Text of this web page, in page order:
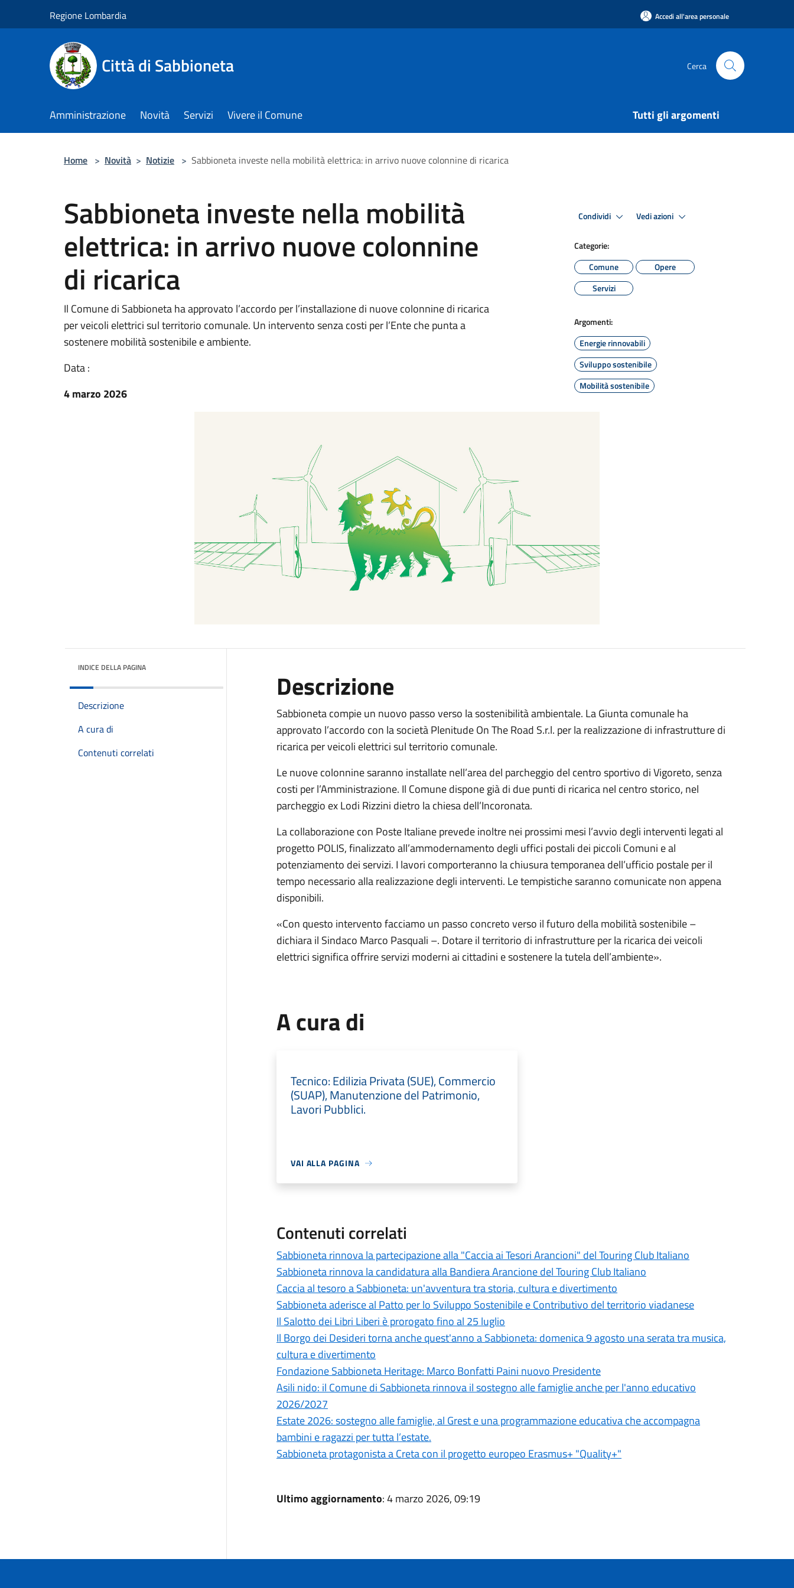
Regione Lombardia Accedi all'area personale
Città di Sabbioneta Cerca
Amministrazione Novità Servizi Vivere il Comune Tutti gli argomenti
Home > Novità > Notizie > Sabbioneta investe nella mobilità elettrica: in arrivo nuove colonnine di ricarica
Sabbioneta investe nella mobilità
elettrica: in arrivo nuove colonnine
di ricarica
Il Comune di Sabbioneta ha approvato l’accordo per l’installazione di nuove colonnine di ricarica
per veicoli elettrici sul territorio comunale. Un intervento senza costi per l’Ente che punta a
sostenere mobilità sostenibile e ambiente.
Data :
4 marzo 2026
Condividi Vedi azioni
Categorie:
Comune
Opere
Servizi
Argomenti:
Energie rinnovabili
Sviluppo sostenibile
Mobilità sostenibile
INDICE DELLA PAGINA
Descrizione
A cura di
Contenuti correlati
Descrizione
Sabbioneta compie un nuovo passo verso la sostenibilità ambientale. La Giunta comunale ha
approvato l’accordo con la società Plenitude On The Road S.r.l. per la realizzazione di infrastrutture di
ricarica per veicoli elettrici sul territorio comunale.
Le nuove colonnine saranno installate nell’area del parcheggio del centro sportivo di Vigoreto, senza
costi per l’Amministrazione. Il Comune dispone già di due punti di ricarica nel centro storico, nel
parcheggio ex Lodi Rizzini dietro la chiesa dell’Incoronata.
La collaborazione con Poste Italiane prevede inoltre nei prossimi mesi l’avvio degli interventi legati al
progetto POLIS, finalizzato all’ammodernamento degli uffici postali dei piccoli Comuni e al
potenziamento dei servizi. I lavori comporteranno la chiusura temporanea dell’ufficio postale per il
tempo necessario alla realizzazione degli interventi. Le tempistiche saranno comunicate non appena
disponibili.
«Con questo intervento facciamo un passo concreto verso il futuro della mobilità sostenibile –
dichiara il Sindaco Marco Pasquali –. Dotare il territorio di infrastrutture per la ricarica dei veicoli
elettrici significa offrire servizi moderni ai cittadini e sostenere la tutela dell’ambiente».
A cura di
Tecnico: Edilizia Privata (SUE), Commercio
(SUAP), Manutenzione del Patrimonio,
Lavori Pubblici.
VAI ALLA PAGINA
Contenuti correlati
Sabbioneta rinnova la partecipazione alla "Caccia ai Tesori Arancioni" del Touring Club Italiano
Sabbioneta rinnova la candidatura alla Bandiera Arancione del Touring Club Italiano
Caccia al tesoro a Sabbioneta: un'avventura tra storia, cultura e divertimento
Sabbioneta aderisce al Patto per lo Sviluppo Sostenibile e Contributivo del territorio viadanese
Il Salotto dei Libri Liberi è prorogato fino al 25 luglio
Il Borgo dei Desideri torna anche quest'anno a Sabbioneta: domenica 9 agosto una serata tra musica,
cultura e divertimento
Fondazione Sabbioneta Heritage: Marco Bonfatti Paini nuovo Presidente
Asili nido: il Comune di Sabbioneta rinnova il sostegno alle famiglie anche per l'anno educativo
2026/2027
Estate 2026: sostegno alle famiglie, al Grest e una programmazione educativa che accompagna
bambini e ragazzi per tutta l’estate.
Sabbioneta protagonista a Creta con il progetto europeo Erasmus+ "Quality+"
Ultimo aggiornamento: 4 marzo 2026, 09:19